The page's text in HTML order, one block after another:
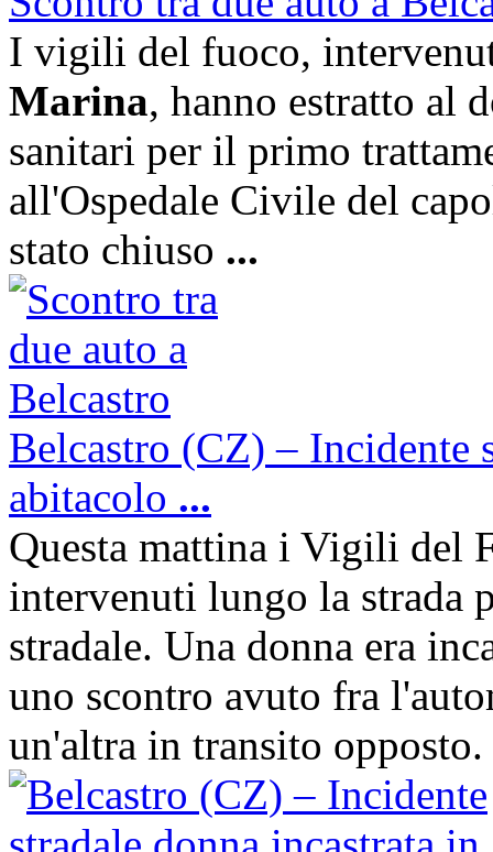
I vigili del fuoco,
Marina, hanno estratto al
sanitari per il primo
all'Ospedale Civile del
stato chiuso ...
Belcastro (CZ) – Incidente
abitacolo ...
Questa mattina i Vigili del
intervenuti lungo la strada
stradale. Una donna era
uno scontro avuto fra
un'altra in transito opposto.